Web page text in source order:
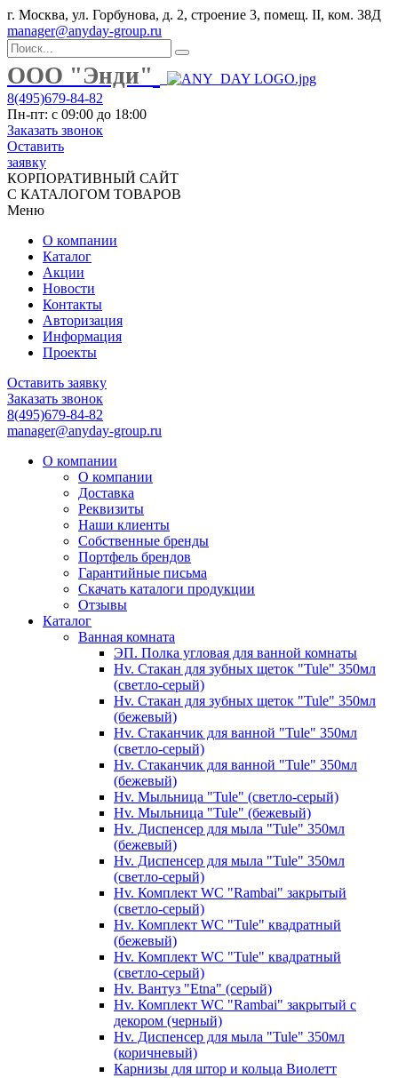
г. Москва, ул. Горбунова, д. 2, строение 3, помещ. II, ком. 38Д
manager@anyday-group.ru
ООО "Энди"
8(495)679-84-82
Пн-пт: с 09:00 до 18:00
Заказать звонок
Оставить
заявку
КОРПОРАТИВНЫЙ САЙТ
С КАТАЛОГОМ ТОВАРОВ
Меню
О компании
Каталог
Акции
Новости
Контакты
Авторизация
Информация
Проекты
Оставить заявку
Заказать звонок
8(495)679-84-82
manager@anyday-group.ru
О компании
О компании
Доставка
Реквизиты
Наши клиенты
Собственные бренды
Портфель брендов
Гарантийные письма
Скачать каталоги продукции
Отзывы
Каталог
Ванная комната
ЭП. Полка угловая для ванной комнаты
Hv. Стакан для зубных щеток "Tule" 350мл
(светло-серый)
Hv. Стакан для зубных щеток "Tule" 350мл
(бежевый)
Hv. Стаканчик для ванной "Tule" 350мл
(светло-серый)
Hv. Стаканчик для ванной "Tule" 350мл
(бежевый)
Hv. Мыльница "Tule" (светло-серый)
Hv. Мыльница "Tule" (бежевый)
Hv. Диспенсер для мыла "Tule" 350мл
(бежевый)
Hv. Диспенсер для мыла "Tule" 350мл
(светло-серый)
Hv. Комплект WC "Rambai" закрытый
(светло-серый)
Hv. Комплект WC "Tule" квадратный
(бежевый)
Hv. Комплект WC "Tule" квадратный
(светло-серый)
Hv. Вантуз "Etna" (серый)
Hv. Комплект WC "Rambai" закрытый с
декором (черный)
Hv. Диспенсер для мыла "Tule" 350мл
(коричневый)
Карнизы для штор и кольца Виолетт